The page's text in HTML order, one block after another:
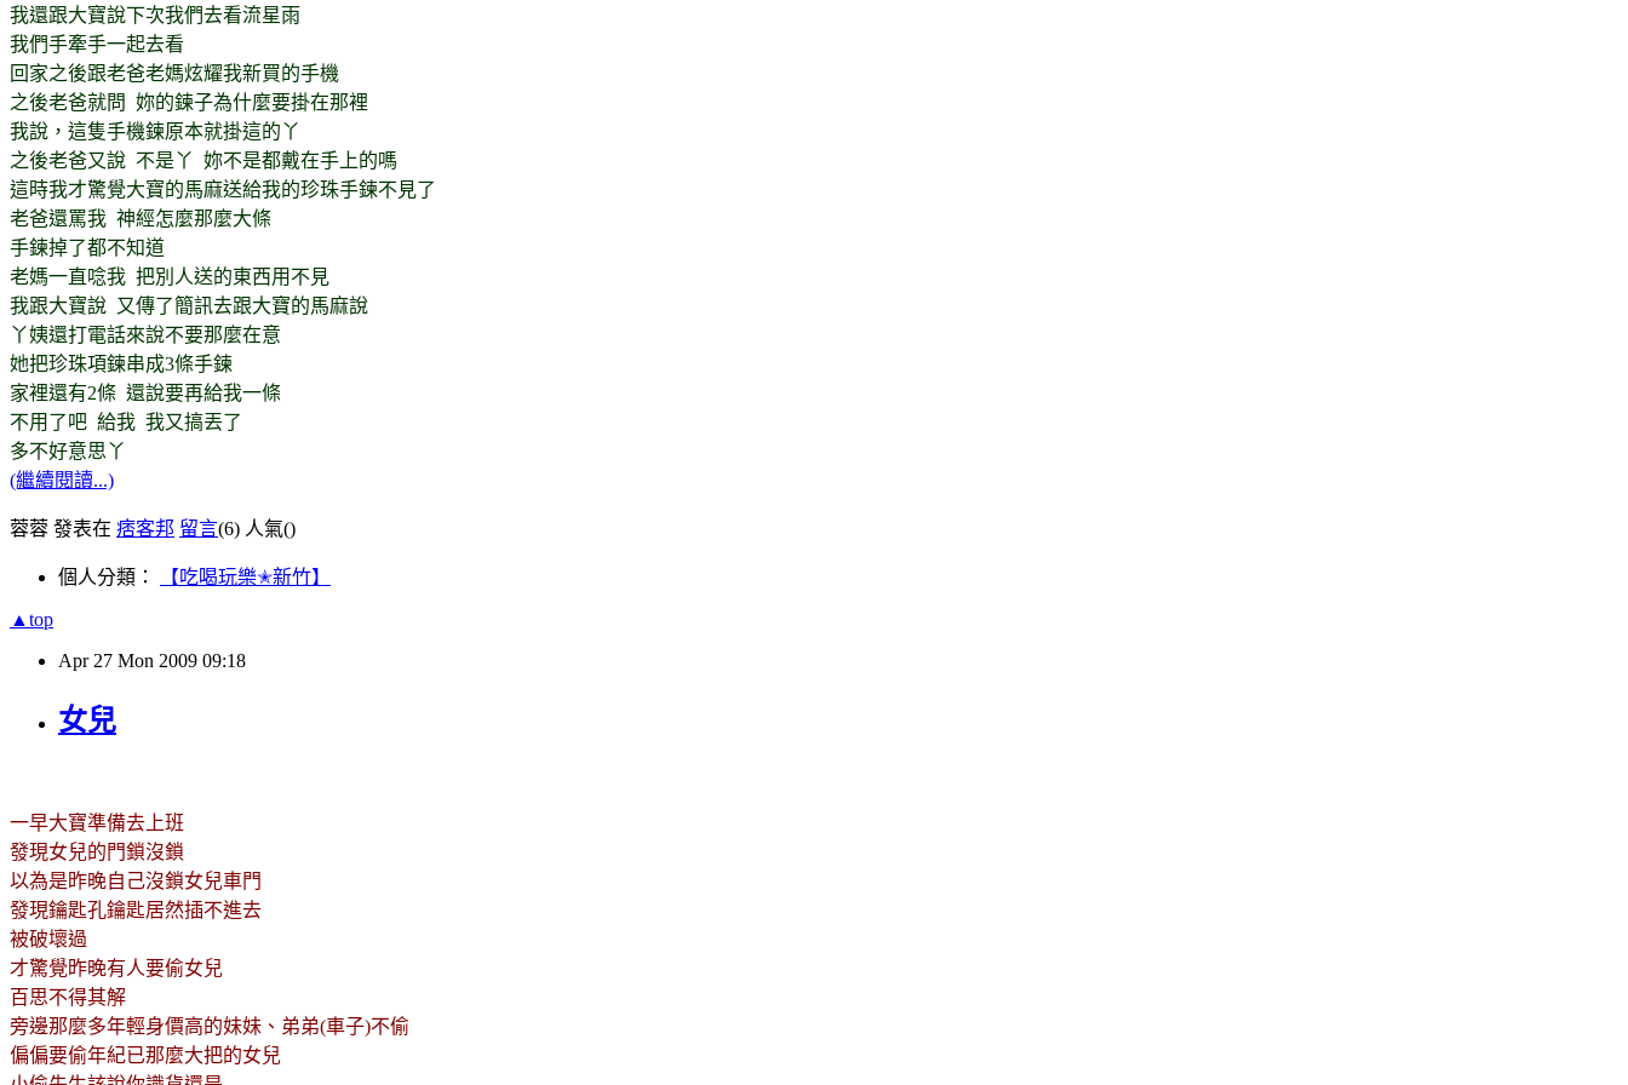
我還跟大寶說下次我們去看流星雨
我們手牽手一起去看
回家之後跟老爸老媽炫耀我新買的手機
之後老爸就問 妳的鍊子為什麼要掛在那裡
我說，這隻手機鍊原本就掛這的丫
之後老爸又說 不是丫 妳不是都戴在手上的嗎
這時我才驚覺大寶的馬麻送給我的珍珠手鍊不見了
老爸還罵我 神經怎麼那麼大條
手鍊掉了都不知道
老媽一直唸我 把別人送的東西用不見
我跟大寶說 又傳了簡訊去跟大寶的馬麻說
丫姨還打電話來說不要那麼在意
她把珍珠項鍊串成3條手鍊
家裡還有2條 還說要再給我一條
不用了吧 給我 我又搞丟了
多不好意思丫
(繼續閱讀...)
蓉蓉 發表在 痞客邦 留言(6) 人氣()
個人分類： 【吃喝玩樂✭新竹】
▲top
Apr 27 Mon 2009 09:18
女兒
一早大寶準備去上班
發現女兒的門鎖沒鎖
以為是昨晚自己沒鎖女兒車門
發現鑰匙孔鑰匙居然插不進去
被破壞過
才驚覺昨晚有人要偷女兒
百思不得其解
旁邊那麼多年輕身價高的妹妹、弟弟(車子)不偷
偏偏要偷年紀已那麼大把的女兒